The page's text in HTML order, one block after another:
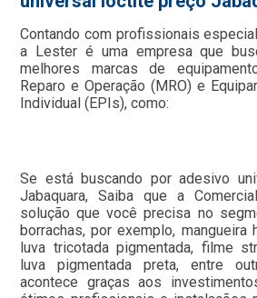
Contando com profissionais
a Lester é uma empresa que
melhores marcas de
Reparo e Operação (MRO) e
Individual (EPIs), como:
Se está buscando por adesivo
Jabaquara, Saiba que a
solução que você precisa no
borrachas, por exemplo, mangueira
luva tricotada pigmentada, filme
luva pigmentada preta, entre
acontece graças aos